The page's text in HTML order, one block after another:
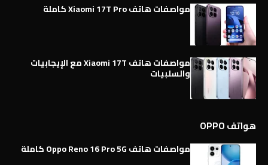
مواصفات هاتف Xiaomi 17T Pro كاملة
مواصفات هاتف Xiaomi 17T مع الإيجابيات
والسلبيات
هواتف OPPO
مواصفات هاتف Oppo Reno 16 Pro 5G كاملة